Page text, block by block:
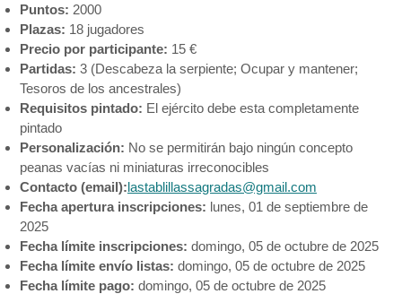
Puntos: 2000
Plazas: 18 jugadores
Precio por participante: 15 €
Partidas: 3 (Descabeza la serpiente; Ocupar y mantener;
Tesoros de los ancestrales)
Requisitos pintado: El ejército debe esta completamente
pintado
Personalización: No se permitirán bajo ningún concepto
peanas vacías ni miniaturas irreconocibles
Contacto (email):lastablillassagradas@gmail.com
Fecha apertura inscripciones: lunes, 01 de septiembre de
2025
Fecha límite inscripciones: domingo, 05 de octubre de 2025
Fecha límite envío listas: domingo, 05 de octubre de 2025
Fecha límite pago: domingo, 05 de octubre de 2025